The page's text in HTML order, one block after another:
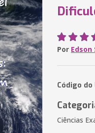
Por Edson
Código
Ciências